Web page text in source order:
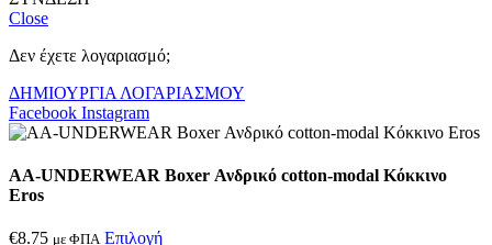
Close
Δεν έχετε λογαριασμό;
ΔΗΜΙΟΥΡΓΙΑ ΛΟΓΑΡΙΑΣΜΟΥ
Facebook Instagram
AA-UNDERWEAR Boxer Ανδρικό cotton-modal Κόκκινο
Eros
€8.75 με ΦΠΑ Επιλογή